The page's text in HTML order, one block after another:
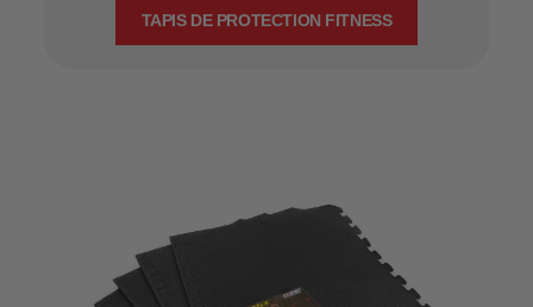
TAPIS DE PROTECTION FITNESS